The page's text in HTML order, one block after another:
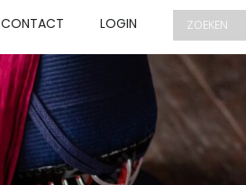
CONTACT LOGIN